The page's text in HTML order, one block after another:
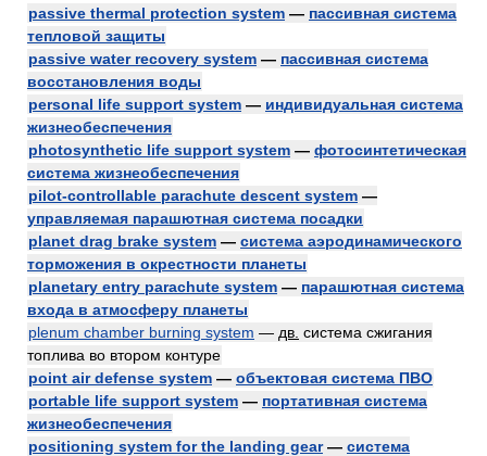
passive thermal protection system — пассивная система
тепловой защиты
passive water recovery system — пассивная система
восстановления воды
personal life support system — индивидуальная система
жизнеобеспечения
photosynthetic life support system — фотосинтетическая
система жизнеобеспечения
pilot-controllable parachute descent system —
управляемая парашютная система посадки
planet drag brake system — система аэродинамического
торможения в окрестности планеты
planetary entry parachute system — парашютная система
входа в атмосферу планеты
plenum chamber burning system — дв. система сжигания
топлива во втором контуре
point air defense system — объектовая система ПВО
portable life support system — портативная система
жизнеобеспечения
positioning system for the landing gear— система